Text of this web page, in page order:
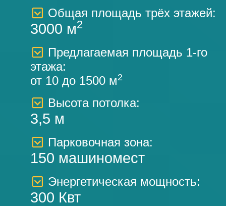
Общая площадь трёх этажей:
3000 м2
Предлагаемая площадь 1-го
этажа:
от 10 до 1500 м2
Высота потолка:
3,5 м
Парковочная зона:
150 машиномест
Энергетическая мощность:
300 Квт